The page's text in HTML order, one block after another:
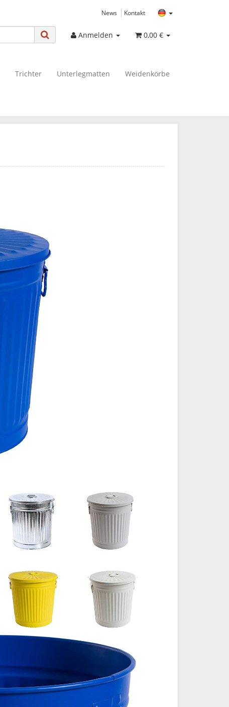
News Kontakt
Anmelden 0,00 €
Trichter Unterlegmatten Weidenkörbe